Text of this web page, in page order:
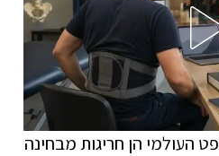
העולמי הן חריגות מבחינה